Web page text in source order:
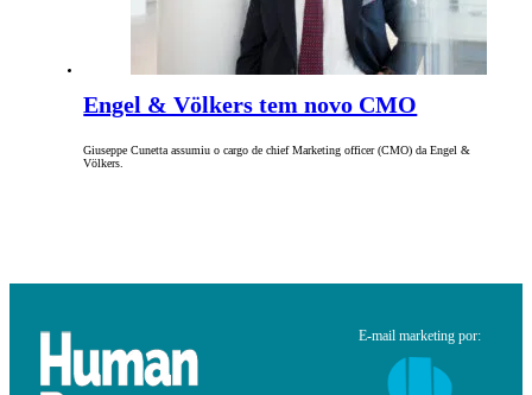
Engel & Völkers tem novo CMO
Giuseppe Cunetta assumiu o cargo de chief Marketing officer (CMO) da Engel &
Völkers.
E-mail marketing por: